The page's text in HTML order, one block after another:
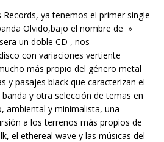
ya tenemos el primer single
Olvido,bajo el nombre de »
un doble CD , nos
con variaciones vertiente
más propio del género metal
y pasajes black que caracterizan el
y otra selección de temas en
ambiental y minimalista, una
a los terrenos más propios de
el ethereal wave y las músicas del